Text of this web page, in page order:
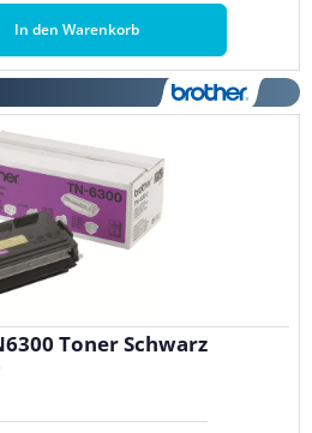
In den Warenkorb
Toner Schwarz